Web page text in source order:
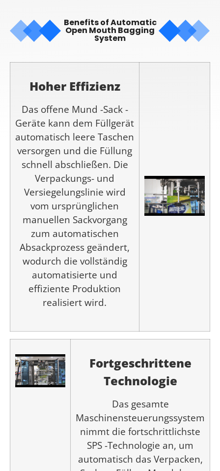
Benefits of Automatic
Open Mouth Bagging
System
Hoher Effizienz
Das offene Mund -Sack -
Geräte kann dem Füllgerät
automatisch leere Taschen
versorgen und die Füllung
schnell abschließen. Die
Verpackungs- und
Versiegelungslinie wird
vom ursprünglichen
manuellen Sackvorgang
zum automatischen
Absackprozess geändert,
wodurch die vollständig
automatisierte und
effiziente Produktion
realisiert wird.
Fortgeschrittene
Technologie
Das gesamte
Maschinensteuerungssystem
nimmt die fortschrittlichste
SPS -Technologie an, um
automatisch das Verpacken,